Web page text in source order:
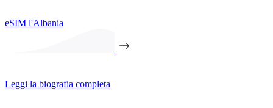
eSIM l'Albania
Leggi la biografia completa